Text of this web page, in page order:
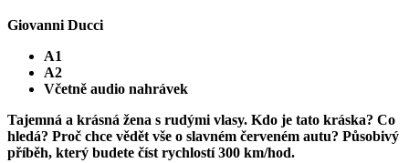
Giovanni Ducci
A1
A2
Včetně audio nahrávek
Tajemná a krásná žena s rudými vlasy. Kdo je tato kráska? Co
hledá? Proč chce vědět vše o slavném červeném autu? Působivý
příběh, který budete číst rychlostí 300 km/hod.